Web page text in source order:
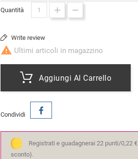
Quantità
Write review
 Ultimi articoli in magazzino
Aggiungi Al Carrello
Condividi
Registrati e guadagnerai 22 punti/0,22 €
sconto).